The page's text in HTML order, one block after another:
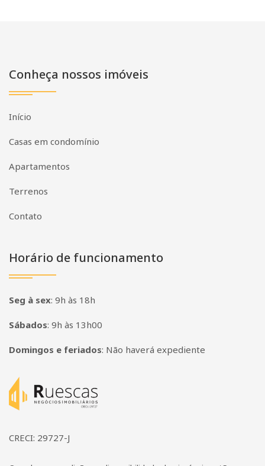
Conheça nossos imóveis
Início
Casas em condomínio
Apartamentos
Terrenos
Contato
Horário de funcionamento
Seg à sex: 9h às 18h
Sábados: 9h às 13h00
Domingos e feriados: Não haverá expediente
Página inicial
CRECI: 29727-J